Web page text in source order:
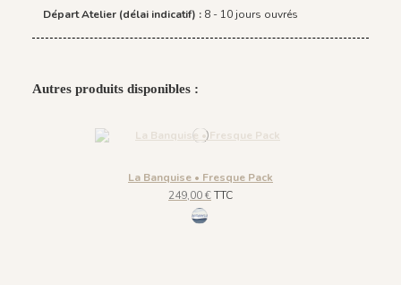
Départ Atelier (délai indicatif) : 8 - 10 jours ouvrés
Autres produits disponibles :
La Banquise • Fresque Pack
249,00 €TTC
1262 - Bleu Arctique